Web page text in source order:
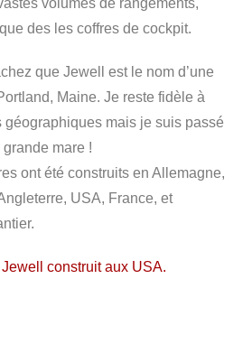
volumes de rangements,
des les coffres de cockpit.
que Jewell est le nom d’une
Maine. Je reste fidèle à
géographiques mais je suis passé
grande mare !
ont été construits en Allemagne,
USA, France, et
construit aux USA.